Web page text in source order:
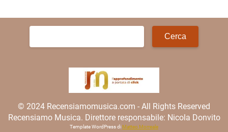
© 2024 Recensiamomusica.com - All Rights Reserved
Recensiamo Musica. Direttore responsabile: Nicola Donvito
Template WordPress di Matteo Morreale